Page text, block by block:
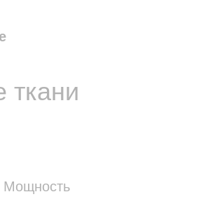
ткани
Мощность